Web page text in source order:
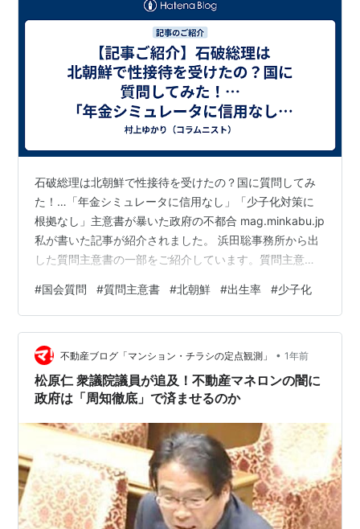
石破総理は北朝鮮で性接待を受けたの？国に質問してみ
た！…「年金シミュレータに信用なし」「少子化対策に
根拠なし」主意書が暴いた政府の不都合 mag.minkabu.jp
私が書いた記事が紹介されました。 浜田聡事務所から出
した質問主意書の一部をご紹介しています。質問主意書
よろしければご覧ください。
#国会質問 #質問主意書 #北朝鮮 #出生率 #少子化
不動産ブログ「マンション・チラシの定点観測」 • 1年前
松原仁 衆議院議員が追及！不動産マネロンの闇に
政府は「周知徹底」で済ませるのか